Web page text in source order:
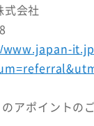
会社
アポイントの